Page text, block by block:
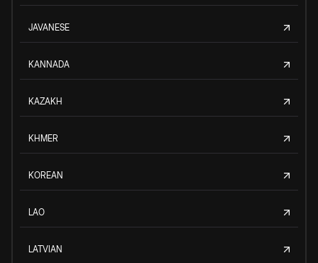
JAVANESE
KANNADA
KAZAKH
KHMER
KOREAN
LAO
LATVIAN